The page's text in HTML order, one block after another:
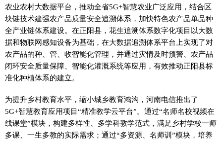
农业农村大数据平台，推动全省5G+智慧农业广泛应用，结合区
块链技术建强农产品质量安全追溯体系，加快特色农产品单品种
全产业链体系建设。在正阳县，花生追溯体系数字化项目以大数
据和物联网感知设备为基础，在大数据追溯体系平台上实现了对
农产品的种、管、收智能化管理，并通过灾情及时预警、农产品
闭环安全质量保障、智能化灌溉系统等应用，有效推动正阳县标
准化种植体系的建立。
为提升乡村教育水平，缩小城乡教育鸿沟，河南电信推出了
5G+智慧教育应用项目“精准教学云平台”。通过“名师名校视频在
线课堂”模块，构建多样性、多学科教学范式，满足乡村学校一师
多课、一生多教的实际需求；通过“多资源、名师训”模块，培养